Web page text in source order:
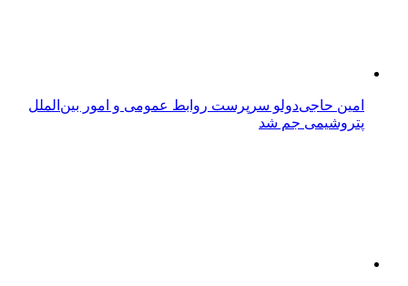
امین حاجی‌دولو سرپرست روابط عمومی و امور بین‌الملل
پتروشیمی جم شد